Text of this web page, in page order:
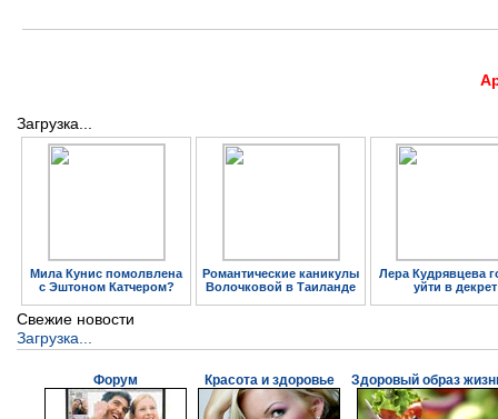
Загрузка...
Мила Кунис помолвлена
с Эштоном Катчером?
Романтические каникулы
Волочковой в Таиланде
Лера Кудрявцева
уйти в декрет
Свежие новости
Загрузка...
Форум Красота и здоровье Здоровый образ